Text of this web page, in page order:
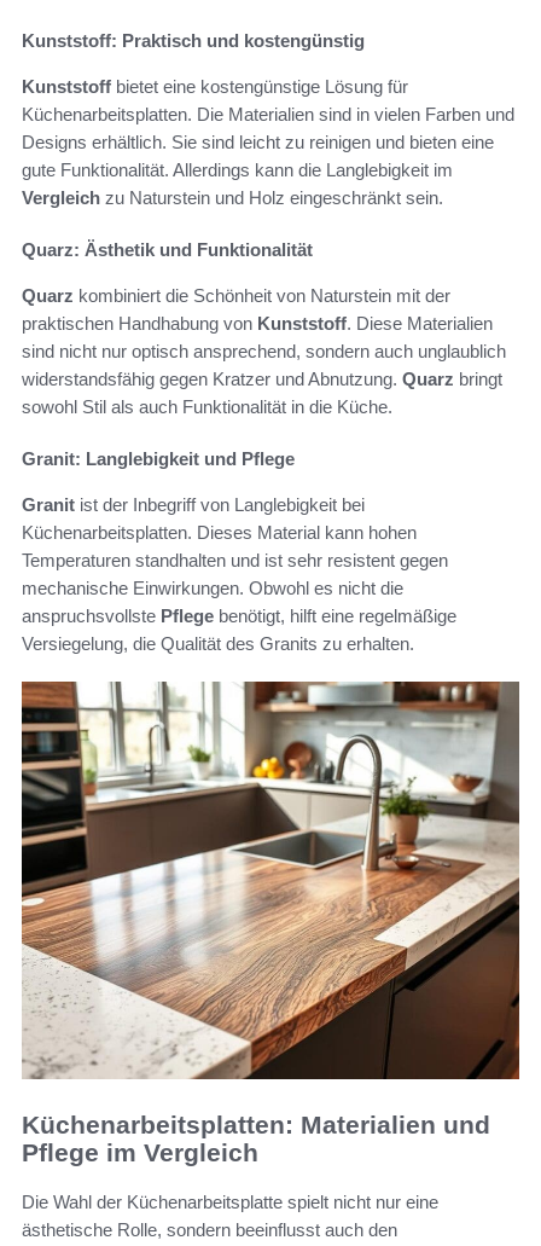
Kunststoff: Praktisch und kostengünstig
Kunststoff bietet eine kostengünstige Lösung für
Küchenarbeitsplatten. Die Materialien sind in vielen Farben und
Designs erhältlich. Sie sind leicht zu reinigen und bieten eine
gute Funktionalität. Allerdings kann die Langlebigkeit im
Vergleich zu Naturstein und Holz eingeschränkt sein.
Quarz: Ästhetik und Funktionalität
Quarz kombiniert die Schönheit von Naturstein mit der
praktischen Handhabung von Kunststoff. Diese Materialien
sind nicht nur optisch ansprechend, sondern auch unglaublich
widerstandsfähig gegen Kratzer und Abnutzung. Quarz bringt
sowohl Stil als auch Funktionalität in die Küche.
Granit: Langlebigkeit und Pflege
Granit ist der Inbegriff von Langlebigkeit bei
Küchenarbeitsplatten. Dieses Material kann hohen
Temperaturen standhalten und ist sehr resistent gegen
mechanische Einwirkungen. Obwohl es nicht die
anspruchsvollste Pflege benötigt, hilft eine regelmäßige
Versiegelung, die Qualität des Granits zu erhalten.
Küchenarbeitsplatten: Materialien und
Pflege im Vergleich
Die Wahl der Küchenarbeitsplatte spielt nicht nur eine
ästhetische Rolle, sondern beeinflusst auch den